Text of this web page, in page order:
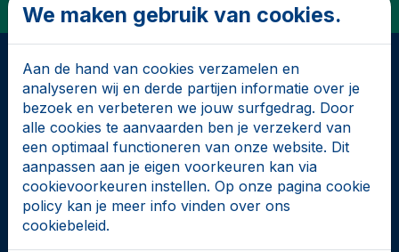
Budgetwijzer.be
Turnhoutsebaan 139A
2140 Borgerhout
info@budgetwijzer.be
We maken gebruik van cookies.
Aan de hand van cookies verzamelen en
analyseren wij en derde partijen informatie over je
bezoek en verbeteren we jouw surfgedrag. Door
alle cookies te aanvaarden ben je verzekerd van
een optimaal functioneren van onze website. Dit
aanpassen aan je eigen voorkeuren kan via
cookievoorkeuren instellen. Op onze pagina cookie
policy kan je meer info vinden over ons
cookiebeleid.